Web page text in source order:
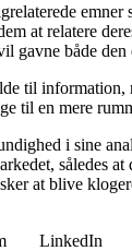
at relatere
gavne både
til information,
til en mere
i sine
således
at blive
LinkedIn